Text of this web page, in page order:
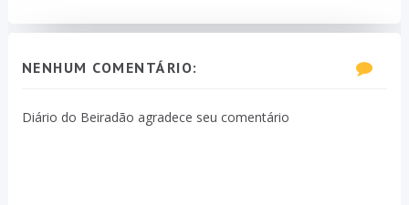
NENHUM COMENTÁRIO:
Diário do Beiradão agradece seu comentário